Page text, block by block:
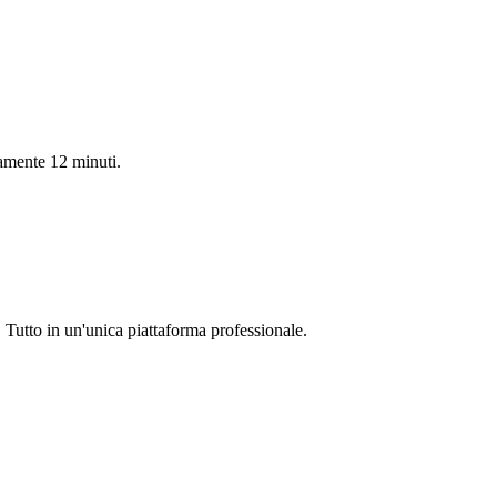
12 minuti.
in un'unica piattaforma professionale.